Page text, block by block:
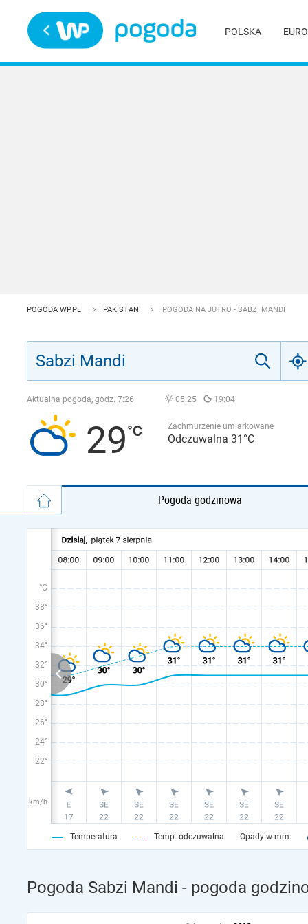
POLSKA
POGODA WP.PL PAKISTAN POGODA NA JUTRO - SABZI MANDI
Aktualna pogoda, godz. 7:26 05:25 19:04
29 Zachmurzenie umiarkowane
Odczuwalna 31°C
Pogoda godzinowa
°C
38°
36°
34°
32°
30°
28°
26°
24°
22°
km/h
Temperatura Temp. odczuwalna Opady w mm:
Pogoda Sabzi Mandi - pogoda